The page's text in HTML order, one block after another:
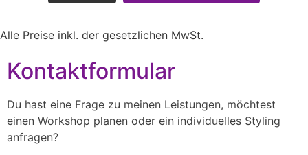
Alle Preise inkl. der gesetzlichen MwSt.
Kontaktformular
Du hast eine Frage zu meinen Leistungen, möchtest
einen Workshop planen oder ein individuelles Styling
anfragen?